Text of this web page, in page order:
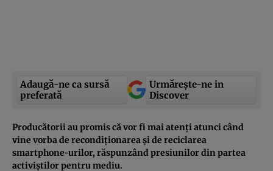
Adaugă-ne ca sursă
preferată
Urmărește-ne in
Discover
Producătorii au promis că vor fi mai atenți atunci când
vine vorba de recondiționarea și de reciclarea
smartphone-urilor, răspunzând presiunilor din partea
activiștilor pentru mediu.